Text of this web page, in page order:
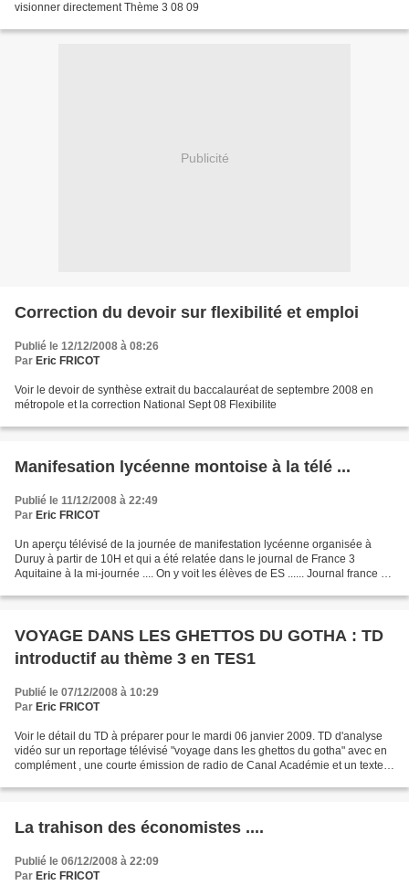
visionner directement Thème 3 08 09
Publicité
Correction du devoir sur flexibilité et emploi
Publié le 12/12/2008 à 08:26
Par Eric FRICOT
Voir le devoir de synthèse extrait du baccalauréat de septembre 2008 en
métropole et la correction National Sept 08 Flexibilite
Manifesation lycéenne montoise à la télé ...
Publié le 11/12/2008 à 22:49
Par Eric FRICOT
Un aperçu télévisé de la journée de manifestation lycéenne organisée à
Duruy à partir de 10H et qui a été relatée dans le journal de France 3
Aquitaine à la mi-journée .... On y voit les élèves de ES ...... Journal france 3
VOYAGE DANS LES GHETTOS DU GOTHA : TD
introductif au thème 3 en TES1
Publié le 07/12/2008 à 10:29
Par Eric FRICOT
Voir le détail du TD à préparer pour le mardi 06 janvier 2009. TD d'analyse
vidéo sur un reportage télévisé "voyage dans les ghettos du gotha" avec en
complément , une courte émission de radio de Canal Académie et un texte
La trahison des économistes ....
Publié le 06/12/2008 à 22:09
Par Eric FRICOT